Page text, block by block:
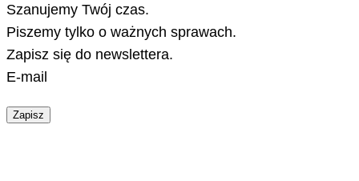
Szanujemy Twój czas.
Piszemy tylko o ważnych sprawach.
Zapisz się do newslettera.
E-mail
Zapisz